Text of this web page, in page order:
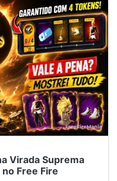
Virada Suprema
Free Fire